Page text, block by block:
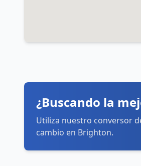
¿Buscando la
Utiliza nuestro conversor
cambio en Brighton.